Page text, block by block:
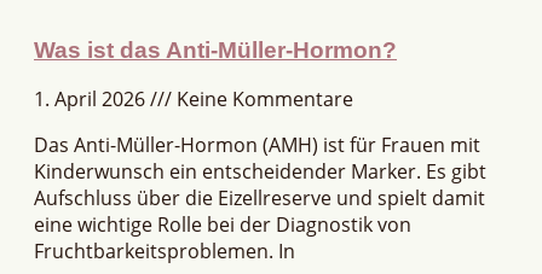
Was ist das Anti-Müller-Hormon?
1. April 2026
Keine Kommentare
Das Anti-Müller-Hormon (AMH) ist für Frauen mit
Kinderwunsch ein entscheidender Marker. Es gibt
Aufschluss über die Eizellreserve und spielt damit
eine wichtige Rolle bei der Diagnostik von
Fruchtbarkeitsproblemen. In